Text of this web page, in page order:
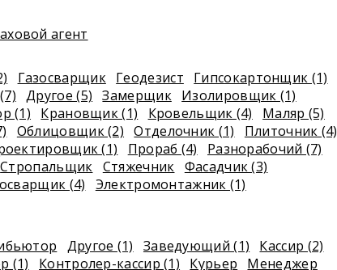
агент
Газосварщик Геодезист
Гипсокартонщик (1)
Другое (5) Замерщик Изолировщик (1)
(1) Крановщик (1) Кровельщик (4)
Маляр (5)
Облицовщик (2) Отделочник (1)
Плиточник (4)
(1) Прораб (4)
Разнорабочий (7)
Стропальщик Стяжечник Фасадчик (3)
(4)
Электромонтажник (1)
Другое (1) Заведующий (1)
Кассир (2)
(1) Контролер-кассир (1) Курьер
Менеджер